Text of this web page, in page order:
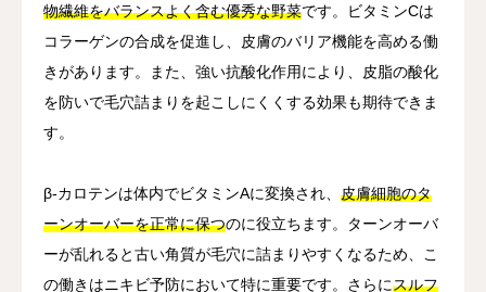
物繊維をバランスよく含む優秀な野菜です。ビタミンCは
コラーゲンの合成を促進し、皮膚のバリア機能を高める働
きがあります。また、強い抗酸化作用により、皮脂の酸化
を防いで毛穴詰まりを起こしにくくする効果も期待できま
す。
β-カロテンは体内でビタミンAに変換され、 皮膚細胞のタ
ーンオーバーを正常に保つのに役立ちます。ターンオーバ
ーが乱れると古い角質が毛穴に詰まりやすくなるため、こ
の働きはニキビ予防において特に重要です。さらにスルフ